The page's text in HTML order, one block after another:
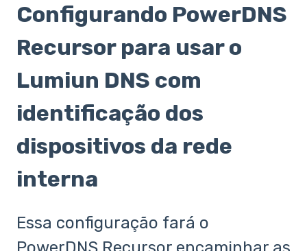
Configurando PowerDNS
Recursor para usar o
Lumiun DNS com
identificação dos
dispositivos da rede
interna
Essa configuração fará o